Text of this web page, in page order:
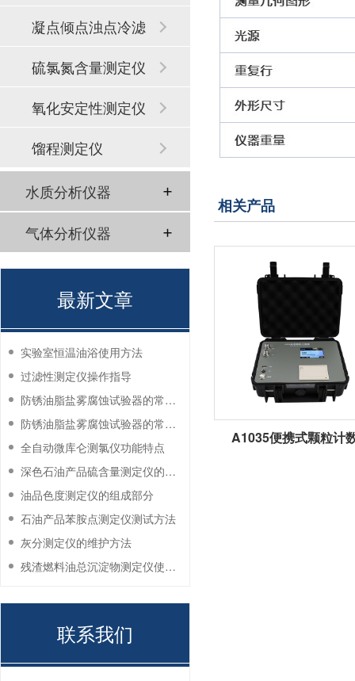
相关产品
A1035便携式颗粒计
凝点倾点浊点冷滤
点
硫氯氮含量测定仪
氧化安定性测定仪
馏程测定仪
水质分析仪器
气体分析仪器
最新文章
实验室恒温油浴使用方法
过滤性测定仪操作指导
防锈油脂盐雾腐蚀试验器的常见故障与解决方法
防锈油脂盐雾腐蚀试验器的常见故障与解决方法
全自动微库仑测氯仪功能特点
深色石油产品硫含量测定仪的工作环境要求
油品色度测定仪的组成部分
石油产品苯胺点测定仪测试方法
灰分测定仪的维护方法
残渣燃料油总沉淀物测定仪使用注意事项
联系我们